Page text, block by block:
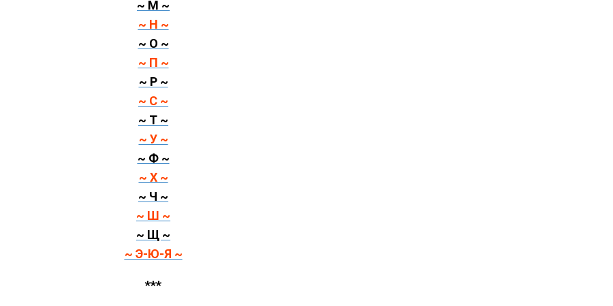
~ М ~
~ Н ~
~ О ~
~ П ~
~ Р ~
~ С ~
~ Т ~
~ У ~
~ Ф ~
~ Х ~
~ Ч ~
~ Ш ~
~ Щ ~
~ Э-Ю-Я ~
***